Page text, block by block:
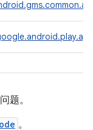
题。
。